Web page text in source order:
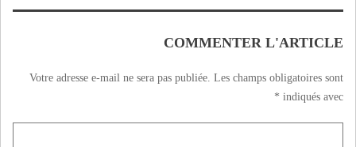
COMMENTER L'ARTICLE
Votre adresse e-mail ne sera pas publiée. Les champs obligatoires sont
indiqués avec
*